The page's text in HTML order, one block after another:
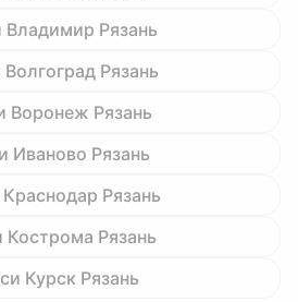
Владимир Рязань
Волгоград Рязань
Воронеж Рязань
Иваново Рязань
Рязань
Кострома Рязань
Курск Рязань